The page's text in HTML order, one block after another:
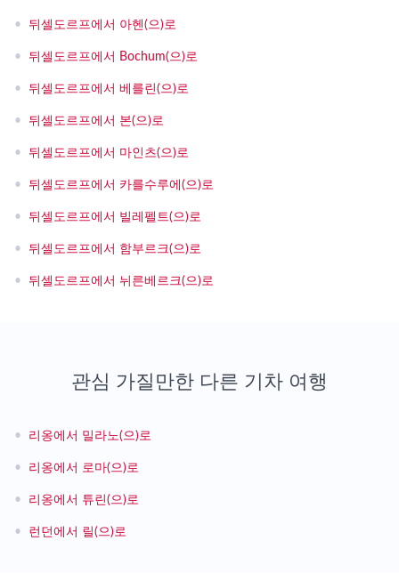
• 뒤셀도르프에서 아헨(으)로
• 뒤셀도르프에서 Bochum(으)로
• 뒤셀도르프에서 베를린(으)로
• 뒤셀도르프에서 본(으)로
• 뒤셀도르프에서 마인츠(으)로
• 뒤셀도르프에서 카를수루에(으)로
• 뒤셀도르프에서 빌레펠트(으)로
• 뒤셀도르프에서 함부르크(으)로
• 뒤셀도르프에서 뉘른베르크(으)로
관심 가질만한 다른 기차 여행
• 리옹에서 밀라노(으)로
• 리옹에서 로마(으)로
• 리옹에서 튜린(으)로
• 런던에서 릴(으)로